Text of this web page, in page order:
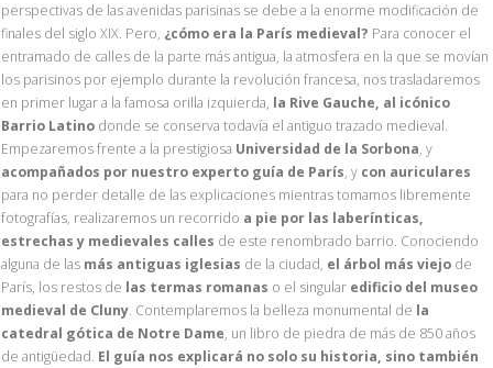
perspectivas de las avenidas parisinas se debe a la enorme modificación de
finales del siglo XIX. Pero, ¿cómo era la París medieval? Para conocer el
entramado de calles de la parte más antigua, la atmosfera en la que se movían
los parisinos por ejemplo durante la revolución francesa, nos trasladaremos
en primer lugar a la famosa orilla izquierda, la Rive Gauche, al icónico
Barrio Latino donde se conserva todavía el antiguo trazado medieval.
Empezaremos frente a la prestigiosa Universidad de la Sorbona, y
acompañados por nuestro experto guía de París, y con auriculares
para no perder detalle de las explicaciones mientras tomamos libremente
fotografías, realizaremos un recorrido a pie por las laberínticas,
estrechas y medievales calles de este renombrado barrio. Conociendo
alguna de las más antiguas iglesias de la ciudad, el árbol más viejo de
París, los restos de las termas romanas o el singular edificio del museo
medieval de Cluny. Contemplaremos la belleza monumental de la
catedral gótica de Notre Dame, un libro de piedra de más de 850 años
de antigüedad. El guía nos explicará no solo su historia, sino también